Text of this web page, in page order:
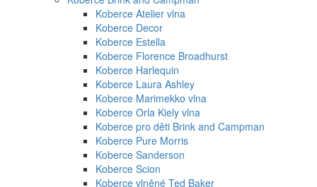
Koberce Atelier vlna
Koberce Decor
Koberce Estella
Koberce Florence Broadhurst
Koberce Harlequin
Koberce Laura Ashley
Koberce Marimekko vlna
Koberce Orla Kiely vlna
Koberce pro děti Brink and Campman
Koberce Pure Morris
Koberce Sanderson
Koberce Scion
Koberce vlněné Ted Baker